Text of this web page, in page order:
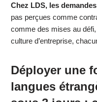
Chez LDS, les
pas perçues comme
comme des mises au
culture d’entreprise,
Déployer une
langues